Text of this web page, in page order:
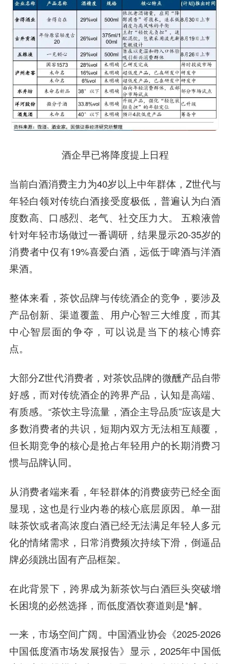
酒企早已将降度提上日程
当前白酒消费主力为40岁以上中年群体，Z世代与
年轻白领对传统白酒接受度极低，普遍认为白酒
度数高、口感烈、老气、社交压力大。 五粮液曾
针对年轻市场做过一番调研，结果显示20-35岁的
消费者中仅有19%喜爱白酒，远低于啤酒与洋酒
果酒。
整体来看，茶饮品牌与传统酒企的竞争，要涉及
产品创新、渠道覆盖、用户心智三大维度，而其
中心智层面的争夺，可以说是当下的核心博弈
点。
大部分Z世代消费者，对茶饮品牌的微醺产品自带
好感，而对传统酒企的跨界产品，认知是高端、
有质感。“茶饮主导流量，酒企主导品质”应该是大
多数消费者的共识，短期内双方无法相互颠覆，
但长期竞争的核心是抢占年轻用户的长期消费习
惯与品牌认同。
从消费者端来看，年轻群体的消费疲劳已经全面
显现，这也是行业内卷的核心底层原因。单一甜
味茶饮或者高浓度白酒已经无法满足年轻人多元
化的情绪需求，日常消费频次持续下滑，倒逼品
牌必须跳出固有产品框架。
在此背景下，跨界成为新茶饮与白酒巨头突破增
长困境的必然选择，而低度酒饮赛道则是*解。
一来，市场空间广阔。中国酒业协会《2025-2026
中国低度酒市场发展报告》显示，2025年中国低